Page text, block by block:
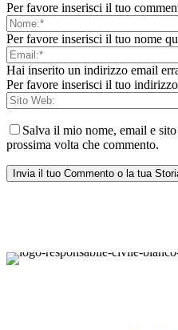
Per favore inserisci il tuo
Per favore inserisci il tuo nome
Hai inserito un indirizzo email
Per favore inserisci il tuo
Salva il mio nome, email e
prossima volta che commento.